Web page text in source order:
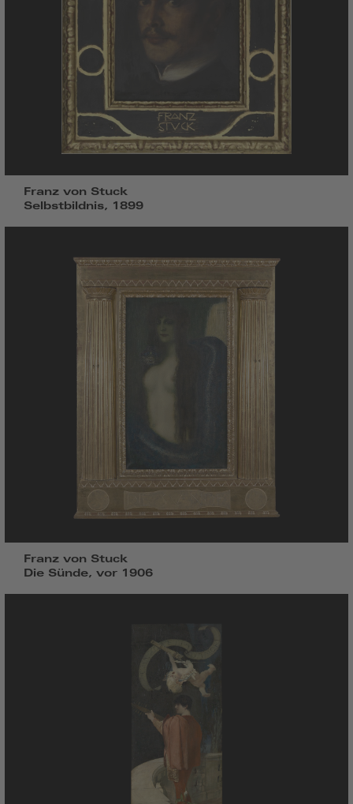
Franz von Stuck
Selbstbildnis, 1899
Franz von Stuck
Die Sünde, vor 1906